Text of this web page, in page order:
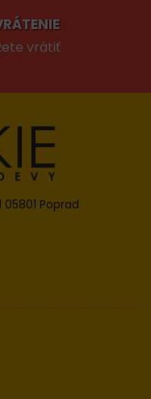
vrátiť
05801 Poprad